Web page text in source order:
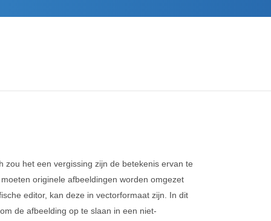
het een vergissing zijn de betekenis ervan te
originele afbeeldingen worden omgezet
editor, kan deze in vectorformaat zijn. In dit
de afbeelding op te slaan in een niet-